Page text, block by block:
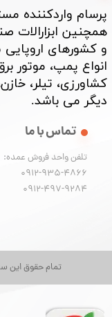
تمام حقوق این
پرسام واردکننده
همچنین
و کشورهای
انواع پمپ، موتور
کشاورزی، تیلر،
دیگر می باشد. ​​​​​​​
تماس با ما
تلفن واحد فروش عمده:
0912-935-4866
​​​​​​​0912-497-9284